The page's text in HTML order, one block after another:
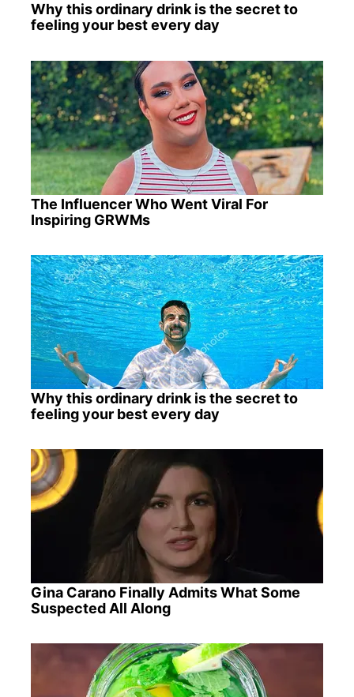
Why this ordinary drink is the secret to
feeling your best every day
The Influencer Who Went Viral For
Inspiring GRWMs
Why this ordinary drink is the secret to
feeling your best every day
Gina Carano Finally Admits What Some
Suspected All Along